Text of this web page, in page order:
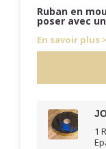
Ruban en
poser avec
En savoir plus
1